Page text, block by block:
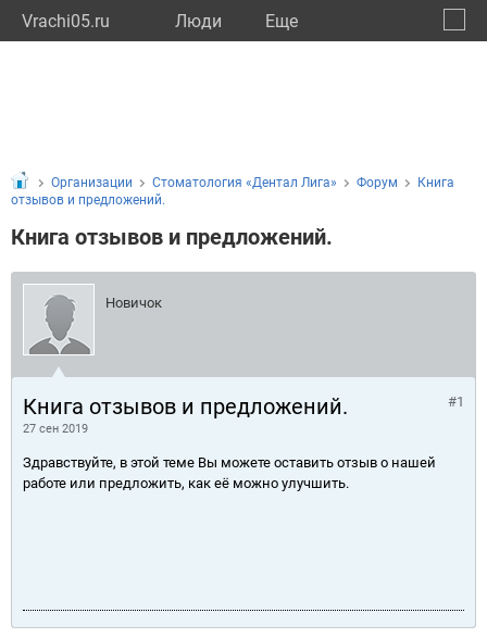
Vrachi05.ru Люди Eще
Организации Стоматология «Дентал Лига» Форум
Книга
отзывов и предложений.
Книга отзывов и предложений.
Новичок
Книга отзывов и предложений.
27 сен 2019
#1
Здравствуйте, в этой теме Вы можете оставить отзыв о нашей
работе или предложить, как её можно улучшить.